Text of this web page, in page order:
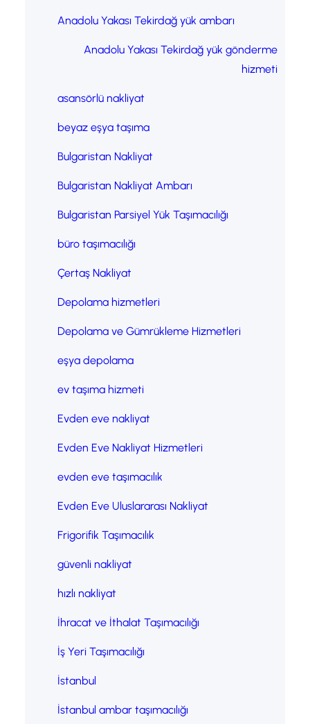
Anadolu Yakası Tekirdağ yük ambarı
Anadolu Yakası Tekirdağ yük gönderme
hizmeti
asansörlü nakliyat
beyaz eşya taşıma
Bulgaristan Nakliyat
Bulgaristan Nakliyat Ambarı
Bulgaristan Parsiyel Yük Taşımacılığı
büro taşımacılığı
Çertaş Nakliyat
Depolama hizmetleri
Depolama ve Gümrükleme Hizmetleri
eşya depolama
ev taşıma hizmeti
Evden eve nakliyat
Evden Eve Nakliyat Hizmetleri
evden eve taşımacılık
Evden Eve Uluslararası Nakliyat
Frigorifik Taşımacılık
güvenli nakliyat
hızlı nakliyat
İhracat ve İthalat Taşımacılığı
İş Yeri Taşımacılığı
İstanbul
İstanbul ambar taşımacılığı